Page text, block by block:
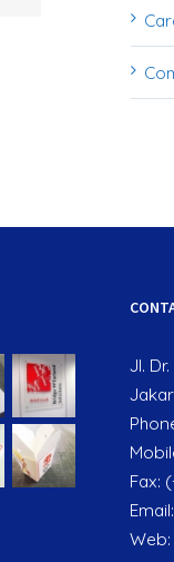
Jl.
Fax:
Email:
Web: